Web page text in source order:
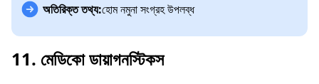
অতিরিক্ত তথ্য:হোম নমুনা সংগ্রহ উপলব্ধ
11. মেডিকো ডায়াগনস্টিকস